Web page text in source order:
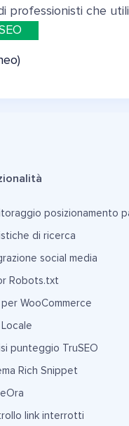
professionisti che
posizionamento
di ricerca
social media
Robots.txt
per WooCommerce
Locale
punteggio TruSEO
Rich Snippet
link interrotti